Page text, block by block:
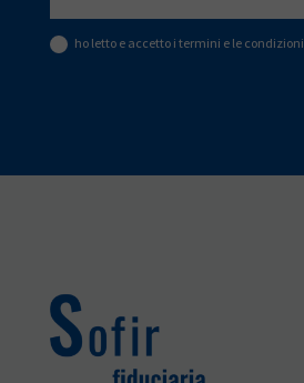
ho letto e accetto i termini e le condizioni